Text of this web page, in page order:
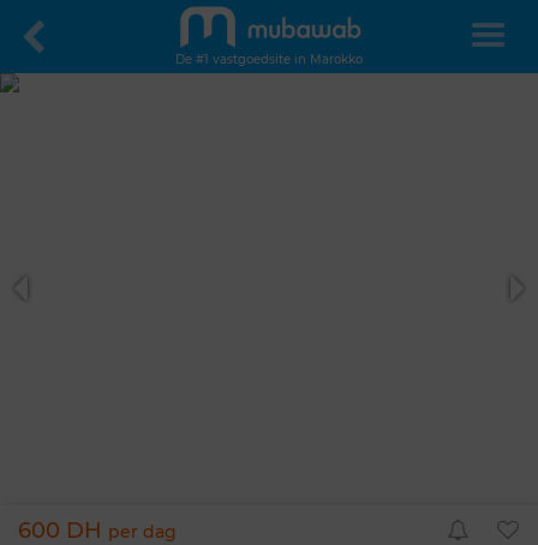
De #1 vastgoedsite in Marokko
600 DH per dag